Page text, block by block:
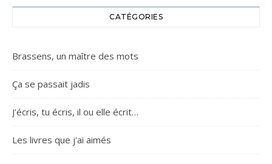
CATÉGORIES
Brassens, un maître des mots
Ça se passait jadis
J'écris, tu écris, il ou elle écrit…
Les livres que j'ai aimés